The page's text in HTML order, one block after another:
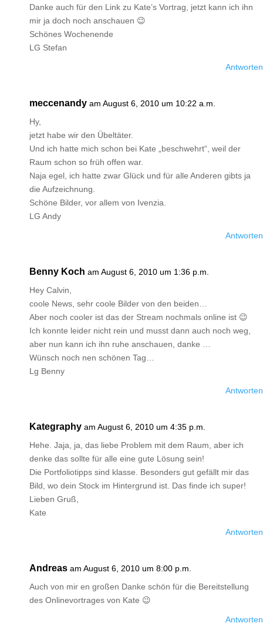
Danke auch für den Link zu Kate’s Vortrag, jetzt kann ich ihn
mir ja doch noch anschauen 😉
Schönes Wochenende
LG Stefan
Antworten
meccenandy am August 6, 2010 um 10:22 a.m.
Hy,
jetzt habe wir den Übeltäter.
Und ich hatte mich schon bei Kate „beschwehrt“, weil der
Raum schon so früh offen war.
Naja egel, ich hatte zwar Glück und für alle Anderen gibts ja
die Aufzeichnung.
Schöne Bilder, vor allem von Ivenzia.
LG Andy
Antworten
Benny Koch am August 6, 2010 um 1:36 p.m.
Hey Calvin,
coole News, sehr coole Bilder von den beiden…
Aber noch cooler ist das der Stream nochmals online ist 😉
Ich konnte leider nicht rein und musst dann auch noch weg,
aber nun kann ich ihn ruhe anschauen, danke …
Wünsch noch nen schönen Tag…
Lg Benny
Antworten
Kategraphy am August 6, 2010 um 4:35 p.m.
Hehe. Jaja, ja, das liebe Problem mit dem Raum, aber ich
denke das sollte für alle eine gute Lösung sein!
Die Portfoliotipps sind klasse. Besonders gut gefällt mir das
Bild, wo dein Stock im Hintergrund ist. Das finde ich super!
Lieben Gruß,
Kate
Antworten
Andreas am August 6, 2010 um 8:00 p.m.
Auch von mir en großen Danke schön für die Bereitstellung
des Onlinevortrages von Kate 😉
Antworten